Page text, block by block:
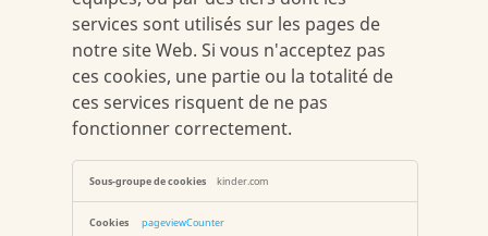
services sont utilisés sur les pages de
notre site Web. Si vous n'acceptez pas
ces cookies, une partie ou la totalité de
ces services risquent de ne pas
fonctionner correctement.
Cookies
fonctionnalité
kinder.com
pageviewCounter